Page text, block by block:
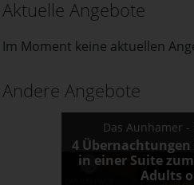
Aktuelle Angebote
Im Moment keine aktuellen
Andere Angebote
Das Aunhamer -
4 Übernachtungen
in einer Suite
Adults